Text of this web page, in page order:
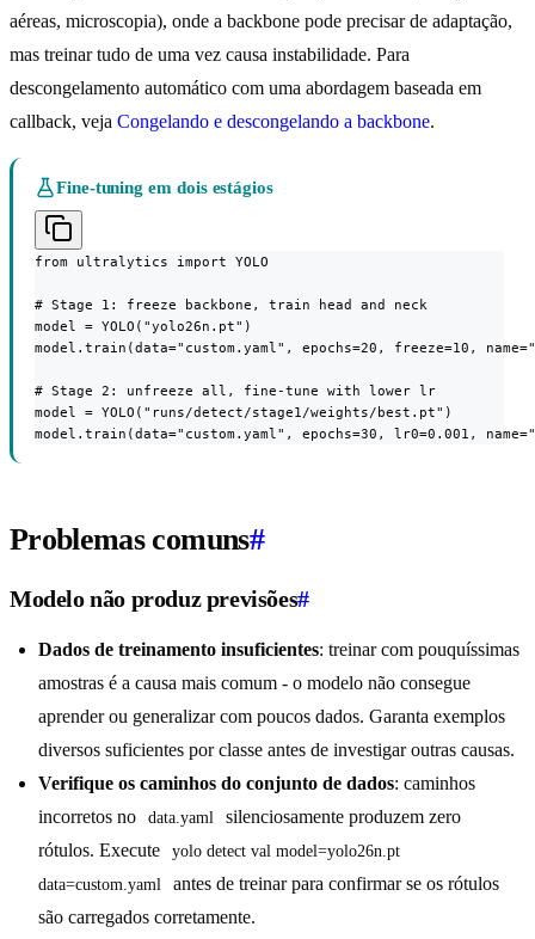
aéreas, microscopia), onde a backbone pode precisar de adaptação,
mas treinar tudo de uma vez causa instabilidade. Para
descongelamento automático com uma abordagem baseada em
callback, veja Congelando e descongelando a backbone.
Fine-tuning em dois estágios
from ultralytics import YOLO
# Stage 1: freeze backbone, train head and neck
model = YOLO("yolo26n.pt")
model.train(data="custom.yaml", epochs=20, freeze=10,
# Stage 2: unfreeze all, fine-tune with lower lr
model = YOLO("runs/detect/stage1/weights/best.pt")
model.train(data="custom.yaml", epochs=30, lr0=0.001,
Problemas comuns#
Modelo não produz previsões#
Dados de treinamento insuficientes: treinar com pouquíssimas
amostras é a causa mais comum - o modelo não consegue
aprender ou generalizar com poucos dados. Garanta exemplos
diversos suficientes por classe antes de investigar outras causas.
Verifique os caminhos do conjunto de dados: caminhos
incorretos no
data.yaml
silenciosamente produzem zero
rótulos. Execute
yolo detect val model=yolo26n.pt
data=custom.yaml
antes de treinar para confirmar se os rótulos
são carregados corretamente.